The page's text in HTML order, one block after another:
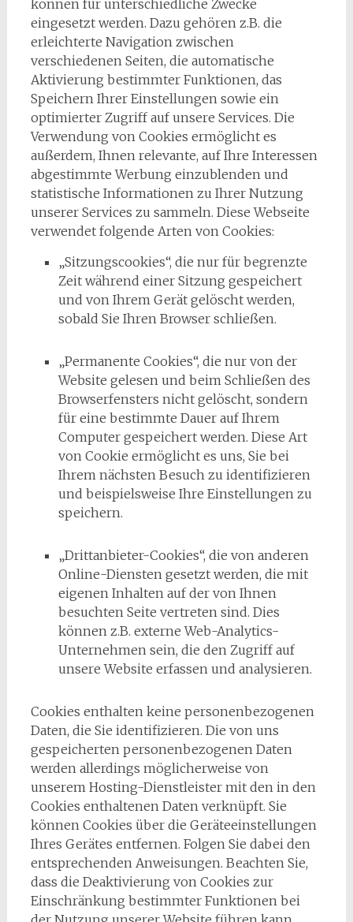
können für unterschiedliche Zwecke
eingesetzt werden. Dazu gehören z.B. die
erleichterte Navigation zwischen
verschiedenen Seiten, die automatische
Aktivierung bestimmter Funktionen, das
Speichern Ihrer Einstellungen sowie ein
optimierter Zugriff auf unsere Services. Die
Verwendung von Cookies ermöglicht es
außerdem, Ihnen relevante, auf Ihre Interessen
abgestimmte Werbung einzublenden und
statistische Informationen zu Ihrer Nutzung
unserer Services zu sammeln. Diese Webseite
verwendet folgende Arten von Cookies:
„Sitzungscookies“, die nur für begrenzte
Zeit während einer Sitzung gespeichert
und von Ihrem Gerät gelöscht werden,
sobald Sie Ihren Browser schließen.
„Permanente Cookies“, die nur von der
Website gelesen und beim Schließen des
Browserfensters nicht gelöscht, sondern
für eine bestimmte Dauer auf Ihrem
Computer gespeichert werden. Diese Art
von Cookie ermöglicht es uns, Sie bei
Ihrem nächsten Besuch zu identifizieren
und beispielsweise Ihre Einstellungen zu
speichern.
„Drittanbieter-Cookies“, die von anderen
Online-Diensten gesetzt werden, die mit
eigenen Inhalten auf der von Ihnen
besuchten Seite vertreten sind. Dies
können z.B. externe Web-Analytics-
Unternehmen sein, die den Zugriff auf
unsere Website erfassen und analysieren.
Cookies enthalten keine personenbezogenen
Daten, die Sie identifizieren. Die von uns
gespeicherten personenbezogenen Daten
werden allerdings möglicherweise von
unserem Hosting-Dienstleister mit den in den
Cookies enthaltenen Daten verknüpft. Sie
können Cookies über die Geräteeinstellungen
Ihres Gerätes entfernen. Folgen Sie dabei den
entsprechenden Anweisungen. Beachten Sie,
dass die Deaktivierung von Cookies zur
Einschränkung bestimmter Funktionen bei